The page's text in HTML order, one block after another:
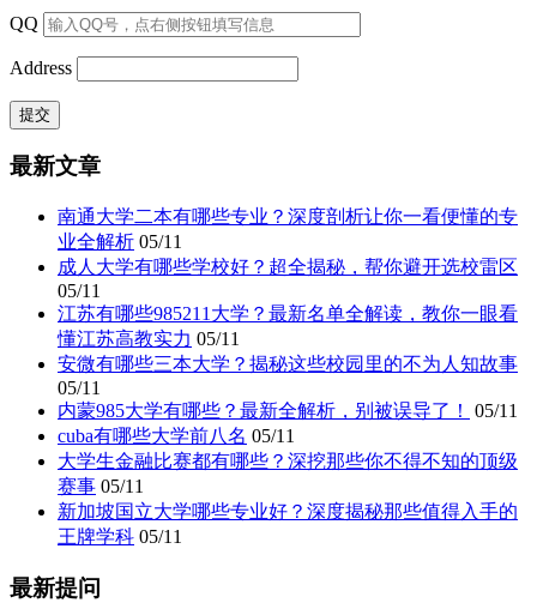
QQ
Address
最新文章
南通大学二本有哪些专业？深度剖析让你一看便懂的专
业全解析 05/11
成人大学有哪些学校好？超全揭秘，帮你避开选校雷区
05/11
江苏有哪些985211大学？最新名单全解读，教你一眼看
懂江苏高教实力 05/11
安微有哪些三本大学？揭秘这些校园里的不为人知故事
05/11
内蒙985大学有哪些？最新全解析，别被误导了！
05/11
cuba有哪些大学前八名 05/11
大学生金融比赛都有哪些？深挖那些你不得不知的顶级
赛事 05/11
新加坡国立大学哪些专业好？深度揭秘那些值得入手的
王牌学科 05/11
最新提问